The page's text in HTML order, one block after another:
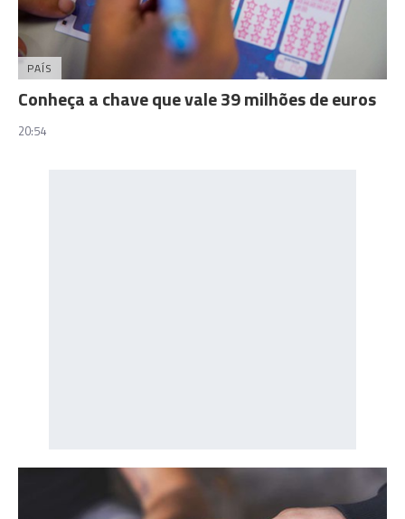
PAÍS
Conheça a chave que vale 39 milhões de euros
20:54